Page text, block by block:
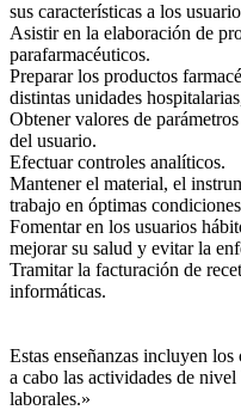
sus características a los
Asistir en la elaboración de
parafarmacéuticos.
Preparar los productos
distintas unidades
Obtener valores de
del usuario.
Efectuar controles analíticos.
Mantener el material, el
trabajo en óptimas
Fomentar en los usuarios
mejorar su salud y evitar la
Tramitar la facturación de
informáticas.
Estas enseñanzas incluyen
a cabo las actividades de
laborales.»